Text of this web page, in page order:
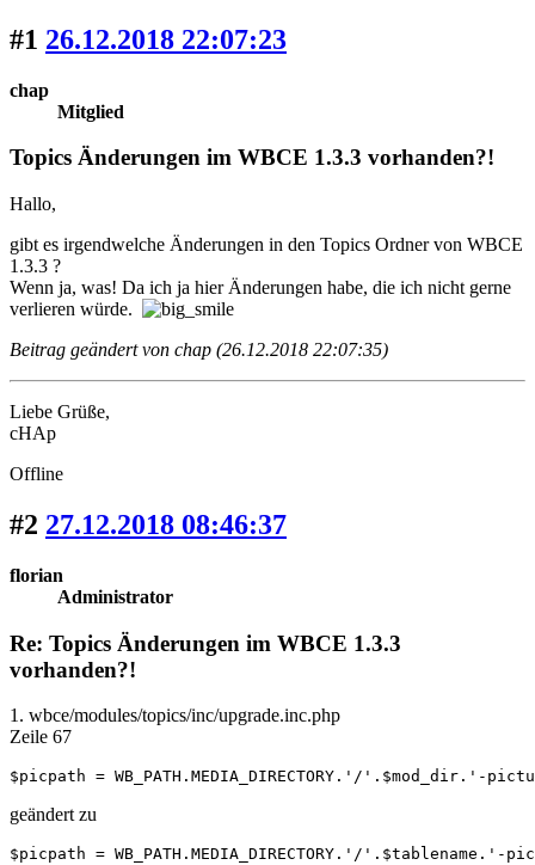
#1 26.12.2018 22:07:23
chap
Mitglied
Topics Änderungen im WBCE 1.3.3 vorhanden?!
Hallo,
gibt es irgendwelche Änderungen in den Topics Ordner von WBCE
1.3.3 ?
Wenn ja, was! Da ich ja hier Änderungen habe, die ich nicht gerne
verlieren würde.
Beitrag geändert von chap (26.12.2018 22:07:35)
Liebe Grüße,
cHAp
Offline
#2 27.12.2018 08:46:37
florian
Administrator
Re: Topics Änderungen im WBCE 1.3.3
vorhanden?!
1. wbce/modules/topics/inc/upgrade.inc.php
Zeile 67
$picpath = WB_PATH.MEDIA_DIRECTORY.'/'.$mod_dir.'-
geändert zu
$picpath = WB_PATH.MEDIA_DIRECTORY.'/'.$tablename.'-